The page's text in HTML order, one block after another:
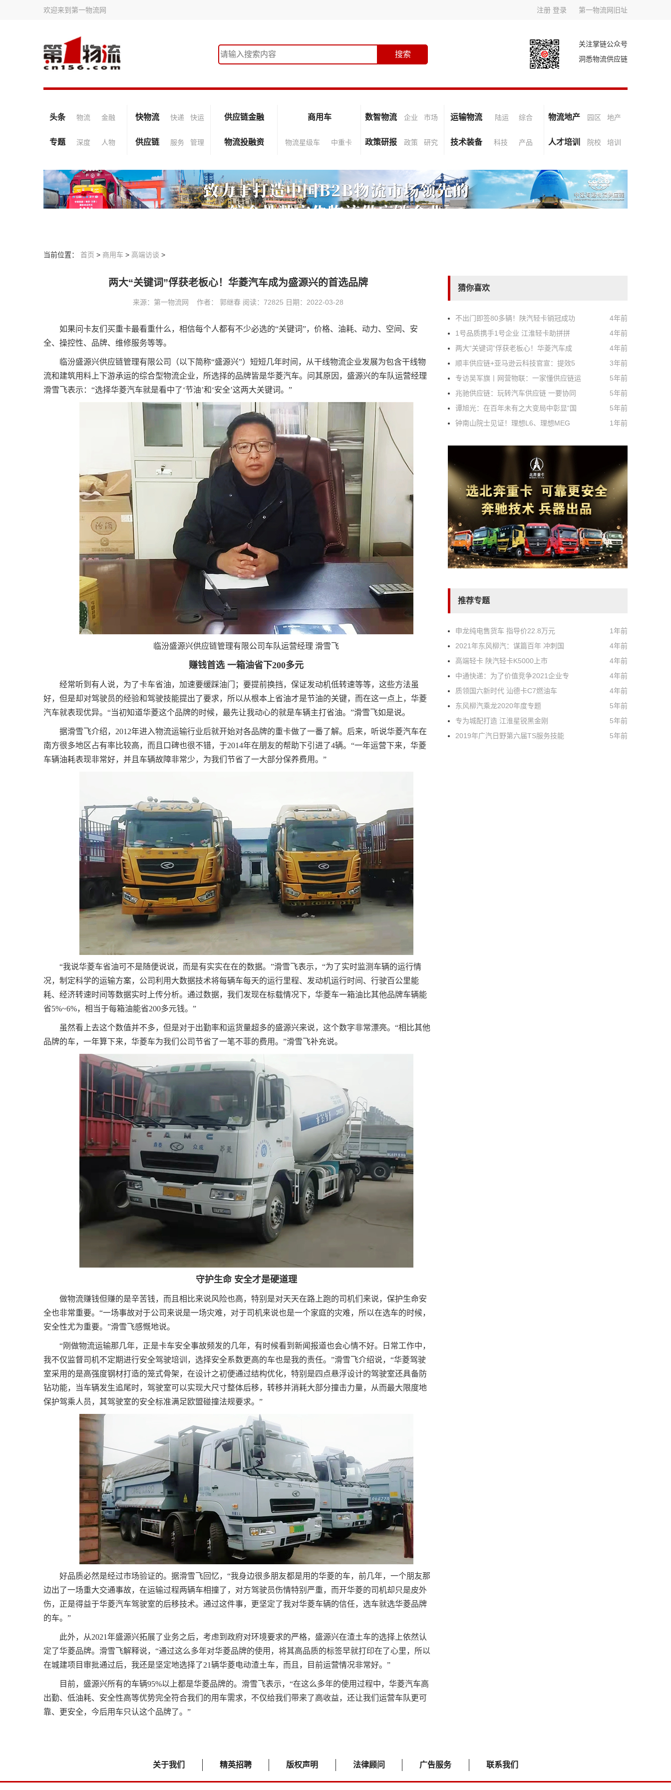
欢迎来到第一物流网 注册 登录 第一物流网旧址
关注掌链公众号
洞悉物流供应链
头条 物流 金融 快物流 快递 快运 供应链金融 商用车 数智物流 企业 市场 运输物流 陆运 综合 物流地产 园区 地产
专题 深度 人物 供应链 服务 管理 物流投融资 物流星级车 中重卡 政策研报 政策 研究 技术装备 科技 产品 人才培训 院校 培训
当前位置： 首页 > 商用车 > 高端访谈 >
两大“关键词”俘获老板心！华菱汽车成为盛源兴的首选品牌
来源：第一物流网 作者： 郭继春 阅读：72825 日期：2022-03-28
如果问卡友们买重卡最看重什么，相信每个人都有不少必选的“关键词”，价格、油耗、动力、空间、安
全、操控性、品牌、维修服务等等。
临汾盛源兴供应链管理有限公司（以下简称“盛源兴”）短短几年时间，从干线物流企业发展为包含干线物
流和建筑用料上下游承运的综合型物流企业，所选择的品牌皆是华菱汽车。问其原因，盛源兴的车队运营经理
滑雪飞表示：“选择华菱汽车就是看中了‘节油’和‘安全’这两大关键词。”
临汾盛源兴供应链管理有限公司车队运营经理 滑雪飞
赚钱首选 一箱油省下200多元
经常听到有人说，为了卡车省油，加速要缓踩油门；要提前换挡，保证发动机低转速等等，这些方法虽
好，但是却对驾驶员的经验和驾驶技能提出了要求，所以从根本上省油才是节油的关键，而在这一点上，华菱
汽车就表现优异。“当初知道华菱这个品牌的时候，最先让我动心的就是车辆主打省油。”滑雪飞如是说。
据滑雪飞介绍，2012年进入物流运输行业后就开始对各品牌的重卡做了一番了解。后来，听说华菱汽车在
南方很多地区占有率比较高，而且口碑也很不错，于2014年在朋友的帮助下引进了4辆。“一年运营下来，华菱
车辆油耗表现非常好，并且车辆故障非常少，为我们节省了一大部分保养费用。”
“我说华菱车省油可不是随便说说，而是有实实在在的数据。”滑雪飞表示，“为了实时监测车辆的运行情
况，制定科学的运输方案，公司利用大数据技术将每辆车每天的运行里程、发动机运行时间、行驶百公里能
耗、经济转速时间等数据实时上传分析。通过数据，我们发现在标载情况下，华菱车一箱油比其他品牌车辆能
省5%~6%，相当于每箱油能省200多元钱。”
虽然看上去这个数值并不多，但是对于出勤率和运货量超多的盛源兴来说，这个数字非常漂亮。“相比其他
品牌的车，一年算下来，华菱车为我们公司节省了一笔不菲的费用。”滑雪飞补充说。
守护生命 安全才是硬道理
做物流赚钱但赚的是辛苦钱，而且相比来说风险也高，特别是对天天在路上跑的司机们来说，保护生命安
全也非常重要。“一场事故对于公司来说是一场灾难，对于司机来说也是一个家庭的灾难，所以在选车的时候，
安全性尤为重要。”滑雪飞感慨地说。
“刚做物流运输那几年，正是卡车安全事故频发的几年，有时候看到新闻报道也会心情不好。日常工作中，
我不仅监督司机不定期进行安全驾驶培训，选择安全系数更高的车也是我的责任。”滑雪飞介绍说，“华菱驾驶
室采用的是高强度钢材打造的笼式骨架，在设计之初便通过结构优化，特别是四点悬浮设计的驾驶室还具备防
钻功能，当车辆发生追尾时，驾驶室可以实现大尺寸整体后移，转移并消耗大部分撞击力量，从而最大限度地
保护驾乘人员，其驾驶室的安全标准满足欧盟碰撞法规要求。”
好品质必然是经过市场验证的。据滑雪飞回忆，“我身边很多朋友都是用的华菱的车，前几年，一个朋友那
边出了一场重大交通事故，在运输过程两辆车相撞了，对方驾驶员伤情特别严重，而开华菱的司机却只是皮外
伤，正是得益于华菱汽车驾驶室的后移技术。通过这件事，更坚定了我对华菱车辆的信任，选车就选华菱品牌
的车。”
此外，从2021年盛源兴拓展了业务之后，考虑到政府对环境要求的严格，盛源兴在渣土车的选择上依然认
定了华菱品牌。滑雪飞解释说，“通过这么多年对华菱品牌的使用，将其高品质的标签早就打印在了心里，所以
在城建项目审批通过后，我还是坚定地选择了21辆华菱电动渣土车，而且，目前运营情况非常好。”
目前，盛源兴所有的车辆95%以上都是华菱品牌的。滑雪飞表示，“在这么多年的使用过程中，华菱汽车高
出勤、低油耗、安全性高等优势完全符合我们的用车需求，不仅给我们带来了高收益，还让我们运营车队更可
靠、更安全，今后用车只认这个品牌了。”
猜你喜欢
不出门即签80多辆！陕汽轻卡销冠成功
4年前
1号品质携手1号企业 江淮轻卡助拼拼
4年前
两大“关键词”俘获老板心！华菱汽车成
4年前
顺丰供应链+亚马逊云科技官宣：提效5
3年前
专访吴军旗丨网营物联：一家懂供应链运
5年前
兆驰供应链：玩转汽车供应链 一要协同
5年前
谭旭光：在百年未有之大变局中彰显“国
5年前
钟南山院士见证！理想L6、理想MEG
1年前
推荐专题
申龙纯电售货车 指导价22.8万元
1年前
2021年东风柳汽：谋篇百年 冲刺国
4年前
高端轻卡 陕汽轻卡K5000上市
4年前
中通快递：为了价值竞争2021企业专
4年前
质领国六新时代 汕德卡C7燃油车
4年前
东风柳汽乘龙2020年度专题
5年前
专为城配打造 江淮星锐黑金刚
5年前
2019年广汽日野第六届TS服务技能
5年前
关于我们 精英招聘 版权声明 法律顾问 广告服务 联系我们